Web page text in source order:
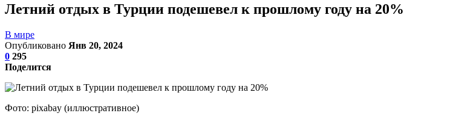
Летний отдых в Турции подешевел к прошлому году на 20%
В мире
Опубликовано Янв 20, 2024
0 295
Поделится
Фото: pixabay (иллюстративное)